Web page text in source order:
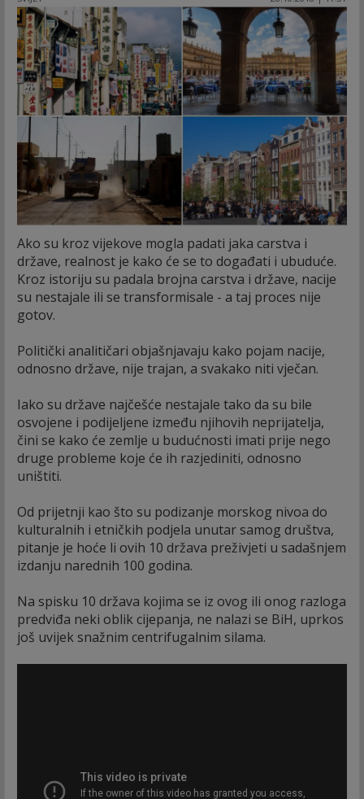
Ako su kroz vijekove mogla padati jaka carstva i
države, realnost je kako će se to događati i ubuduće.
Kroz istoriju su padala brojna carstva i države, nacije
su nestajale ili se transformisale - a taj proces nije
gotov.
Politički analitičari objašnjavaju kako pojam nacije,
odnosno države, nije trajan, a svakako niti vječan.
Iako su države najčešće nestajale tako da su bile
osvojene i podijeljene između njihovih neprijatelja,
čini se kako će zemlje u budućnosti imati prije nego
druge probleme koje će ih razjediniti, odnosno
uništiti.
Od prijetnji kao što su podizanje morskog nivoa do
kulturalnih i etničkih podjela unutar samog društva,
pitanje je hoće li ovih 10 država preživjeti u sadašnjem
izdanju narednih 100 godina.
Na spisku 10 država kojima se iz ovog ili onog razloga
predviđa neki oblik cijepanja, ne nalazi se BiH, uprkos
još uvijek snažnim centrifugalnim silama.